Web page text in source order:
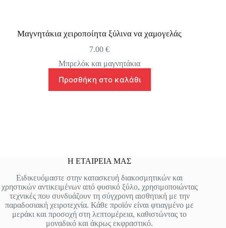
Μαγνητάκια χειροποίητα ξύλινα να χαμογελάς
7.00€
Μπρελόκ και μαγνητάκια
Προσθήκη στο καλάθι
Η ΕΤΑΙΡΕΙΑ ΜΑΣ
Ειδικευόμαστε στην κατασκευή διακοσμητικών και
χρηστικών αντικειμένων από φυσικό ξύλο, χρησιμοποιώντας
τεχνικές που συνδυάζουν τη σύγχρονη αισθητική με την
παραδοσιακή χειροτεχνία. Κάθε προϊόν είναι φτιαγμένο με
μεράκι και προσοχή στη λεπτομέρεια, καθιστώντας το
μοναδικό και άκρως εκφραστικό.